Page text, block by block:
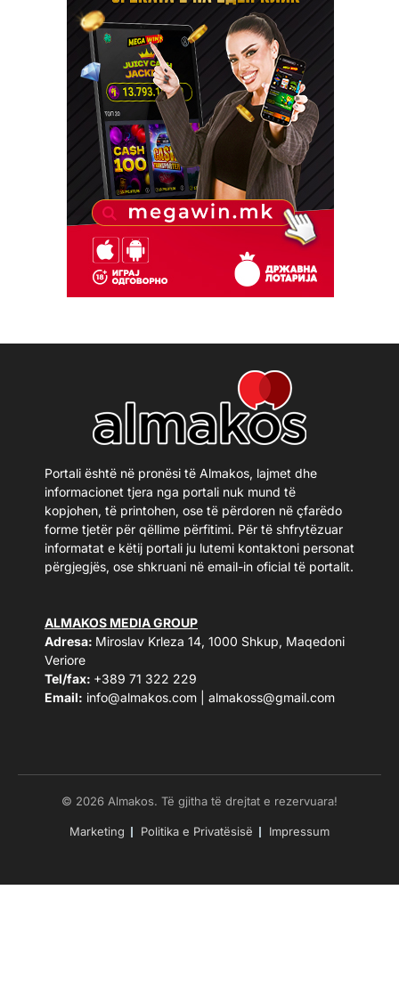
Portali është në pronësi të Almakos, lajmet dhe
informacionet tjera nga portali nuk mund të
kopjohen, të printohen, ose të përdoren në çfarëdo
forme tjetër për qëllime përfitimi. Për të shfrytëzuar
informatat e këtij portali ju lutemi kontaktoni personat
përgjegjës, ose shkruani në email-in oficial të portalit.
ALMAKOS MEDIA GROUP
Adresa: Miroslav Krleza 14, 1000 Shkup, Maqedoni
Veriore
Tel/fax: +389 71 322 229
Email: info@almakos.com almakoss@gmail.com
© 2026 Almakos. Të gjitha të drejtat e rezervuara!
Marketing Politika e Privatësisë Impressum